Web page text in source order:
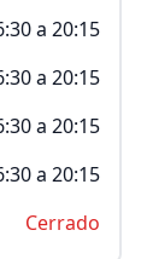
a 20:15
a 20:15
a 20:15
a 20:15
Cerrado